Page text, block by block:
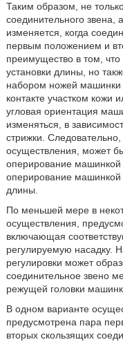
Таким образом, не
соединительного звена,
изменяется, когда
первым положением и
преимущество в том, что
установки длины, но
набором ножей машинки
контакте участком кожи
угловая ориентация
изменяться, в
стрижки.
осуществления, может
оперирование машинкой
оперирование машинкой
длины.
По меньшей мере в
осуществления,
включающая
регулируемую насадку.
регулировки может
соединительное звено
режущей головки
В одном варианте
предусмотрена пара
вторых скользящих